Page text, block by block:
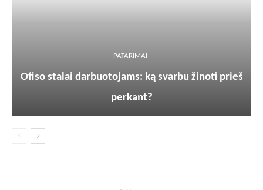
PATARIMAI
Ofiso stalai darbuotojams: ką svarbu žinoti prieš
perkant?